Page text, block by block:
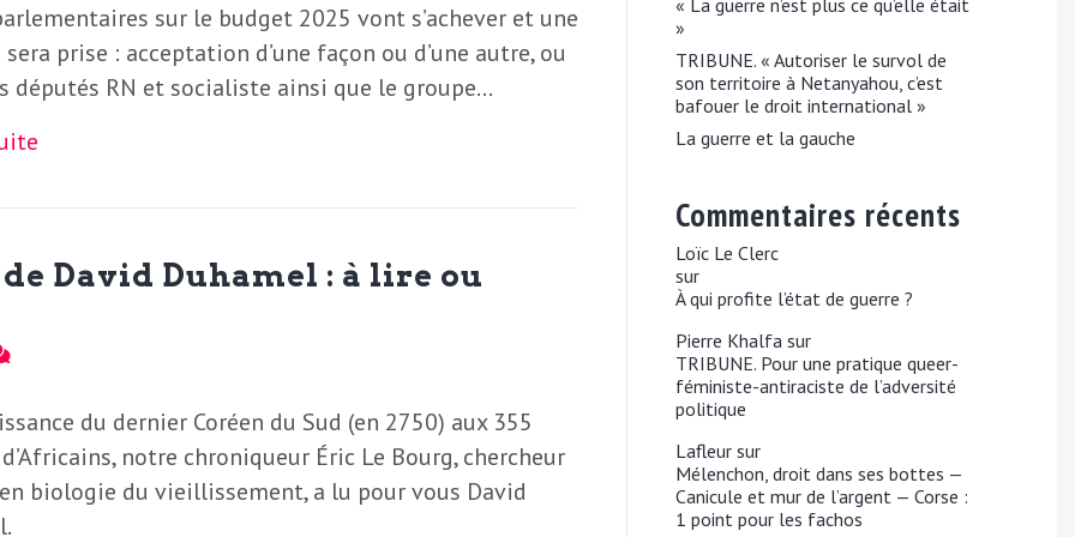
sur le budget 2025 vont s’achever et une
prise : acceptation d’une façon ou d’une autre, ou
députés RN et socialiste ainsi que le groupe…
David Duhamel : à lire ou
du dernier Coréen du Sud (en 2750) aux 355
notre chroniqueur Éric Le Bourg, chercheur
biologie du vieillissement, a lu pour vous David
« La guerre n’est plus ce qu’elle était
»
TRIBUNE. « Autoriser le survol de
son territoire à Netanyahou, c’est
bafouer le droit international »
La guerre et la gauche
Commentaires récents
Loïc Le Clerc
sur
À qui profite l’état de guerre ?
Pierre Khalfa sur
TRIBUNE. Pour une pratique queer-
féministe-antiraciste de l’adversité
politique
Lafleur sur
Mélenchon, droit dans ses bottes —
Canicule et mur de l’argent — Corse :
1 point pour les fachos